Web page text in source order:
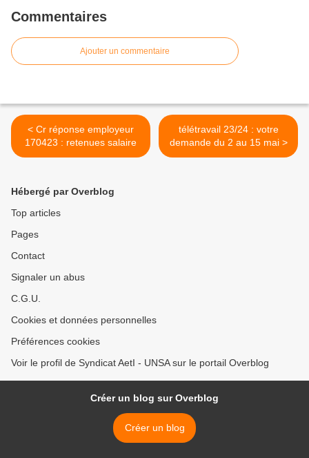
Commentaires
Ajouter un commentaire
< Cr réponse employeur
170423 : retenues salaire
télétravail 23/24 : votre
demande du 2 au 15 mai >
Hébergé par Overblog
Top articles
Pages
Contact
Signaler un abus
C.G.U.
Cookies et données personnelles
Préférences cookies
Voir le profil de Syndicat AetI - UNSA sur le portail Overblog
Créer un blog sur Overblog
Créer un blog